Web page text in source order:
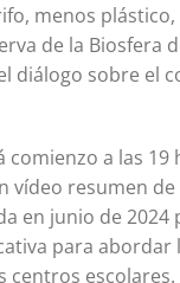
menos
de la Biosfera
diálogo sobre el
comienzo a las 19
vídeo resumen
en junio de 2024
para abordar
centros escolares.